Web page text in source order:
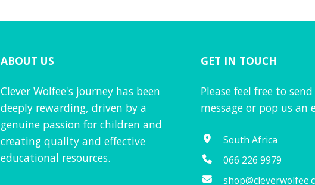
ABOUT US
Clever Wolfee's journey has been
deeply rewarding, driven by a
genuine passion for children and
creating quality and effective
educational resources.
GET IN TOUCH
Please feel free to
message or pop us an
South Africa
066 226 9979